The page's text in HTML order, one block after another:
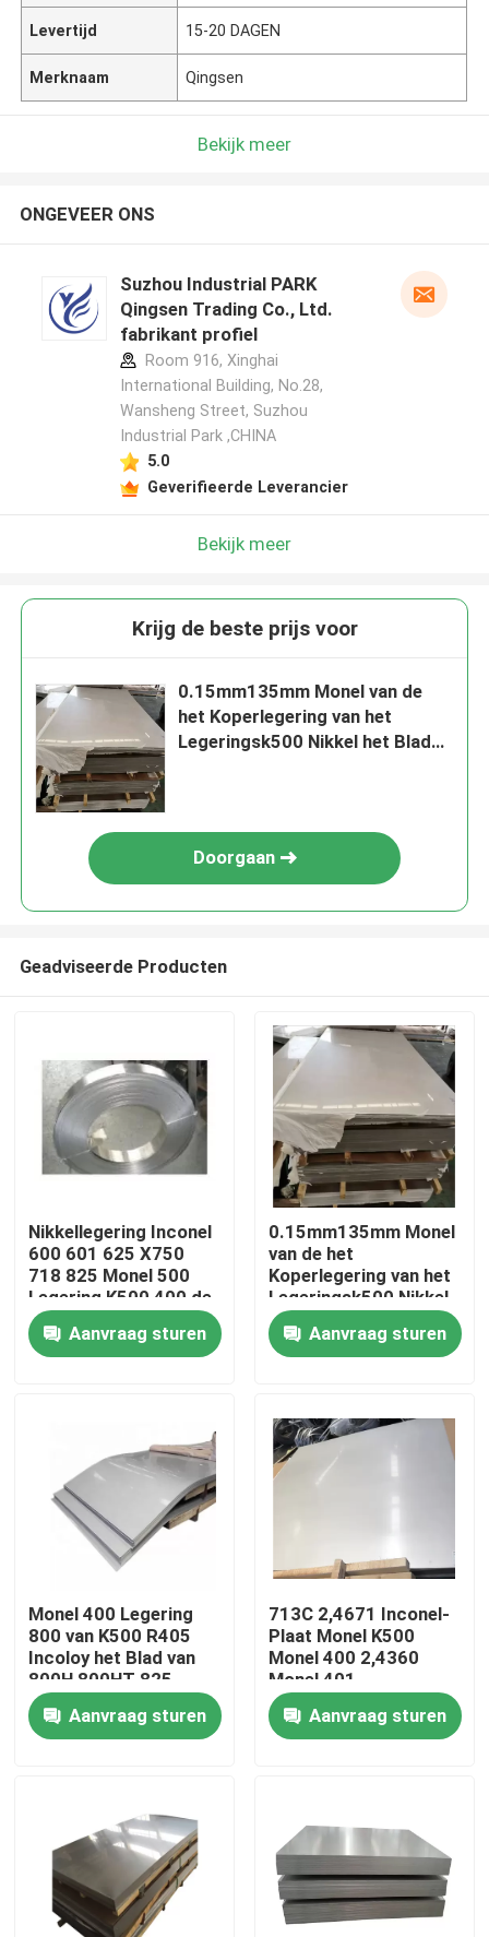
Huis
Ongeveer ons
Fabrieksreis
Contacteer ons
Inconel 600 Materiaal
Incoloy 800-materiaal
Inconel 718 Materiaal
Levertijd 15-20 DAGEN
Merknaam Qingsen
Bekijk meer
ONGEVEER ONS
Suzhou Industrial PARK
Qingsen Trading Co., Ltd.
fabrikant profiel
Room 916, Xinghai
International Building, No.28,
Wansheng Street, Suzhou
Industrial Park ,CHINA
5.0
Geverifieerde Leverancier
Bekijk meer
Krijg de beste prijs voor
0.15mm135mm Monel van de
het Koperlegering van het
Legeringsk500 Nikkel het Blad
Doorgaan
Geadviseerde Producten
Nikkellegering Inconel
600 601 625 X750
718 825 Monel 500
Legering K500 400 de
Ronde Bar Rod Tube
Pipe van C276 C22
Aanvraag sturen
0.15mm135mm Monel
van de het
Koperlegering van het
Legeringsk500 Nikkel
het Blad en de Plaat
Aanvraag sturen
Monel 400 Legering
800 van K500 R405
Incoloy het Blad van
800H 800HT 825
Aanvraag sturen
713C 2,4671 Inconel-
Plaat Monel K500
Monel 400 2,4360
Monel 401
Aanvraag sturen